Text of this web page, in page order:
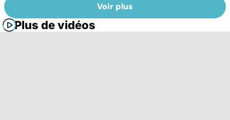
Voir plus
Plus de vidéos